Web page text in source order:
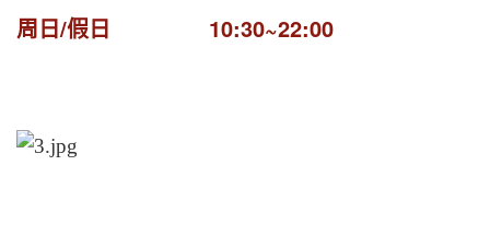
周日/假日 10:30~22:00